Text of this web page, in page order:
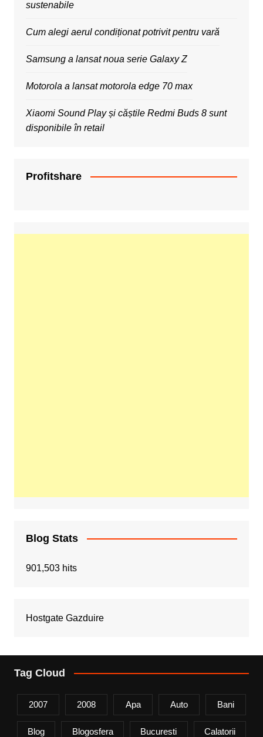
sustenabile
Cum alegi aerul condiționat potrivit pentru vară
Samsung a lansat noua serie Galaxy Z
Motorola a lansat motorola edge 70 max
Xiaomi Sound Play și căștile Redmi Buds 8 sunt
disponibile în retail
Profitshare
Blog Stats
901,503 hits
Hostgate Gazduire
Tag Cloud
2007 2008 Apa Auto Bani
Blog Blogosfera Bucuresti Calatorii